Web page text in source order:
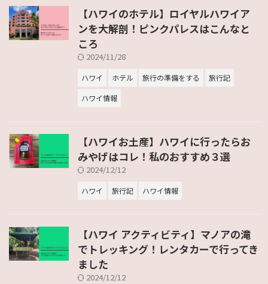
【ハワイのホテル】ロイヤルハワイア
ンを大解剖！ピンクパレスはこんなと
ころ
2024/11/28
ハワイ ホテル 旅行の準備をする
旅行記
ハワイ情報
【ハワイお土産】ハワイに行ったらお
みやげはコレ！私のおすすめ３選
2024/12/12
ハワイ 旅行記 ハワイ情報
【ハワイ アクティビティ】マノアの滝
でトレッキング！レンタカーで行ってき
ました
2024/12/12